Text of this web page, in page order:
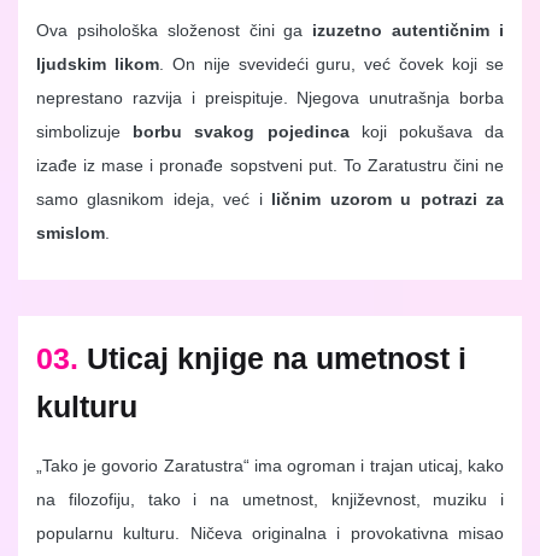
Ova psihološka složenost čini ga izuzetno autentičnim i
ljudskim likom. On nije svevideći guru, već čovek koji se
neprestano razvija i preispituje. Njegova unutrašnja borba
simbolizuje borbu svakog pojedincakoji pokušava da
izađe iz mase i pronađe sopstveni put. To Zaratustru čini ne
samo glasnikom ideja, već i ličnim uzorom u potrazi za
smislom.
03. Uticaj knjige na umetnost i
kulturu
„Tako je govorio Zaratustra“ ima ogroman i trajan uticaj, kako
na filozofiju, tako i na umetnost, književnost, muziku i
popularnu kulturu. Ničeva originalna i provokativna misao